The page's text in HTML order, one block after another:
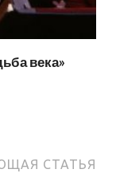
века»
СТАТЬЯ